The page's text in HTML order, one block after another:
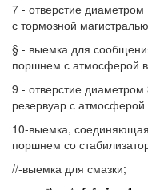
7 - отверстие
с тормозной
§ - выемка для
поршнем с атмосферой
9 - отверстие
резервуар с
10-выемка,
поршнем со
//-выемка для смазки;